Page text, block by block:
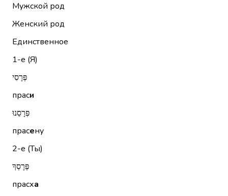
Мужской род
Женский род
Единственное
1-е (Я)
פְּרָסִי
праси
פְּרָסֵנוּ
прасену
2-е (Ты)
פְּרָסְךָ
прасха